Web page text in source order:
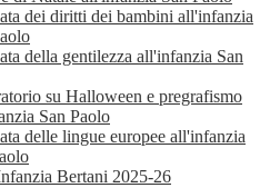
dei diritti dei bambini all'infanzia
della gentilezza all'infanzia San
su Halloween e pregrafismo
San Paolo
delle lingue europee all'infanzia
Bertani 2025-26